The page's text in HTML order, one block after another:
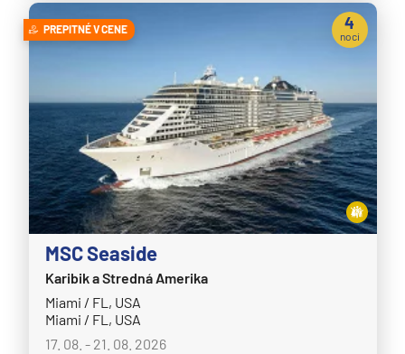
PREPITNÉ V CENE
MSC Seaside
Karibik a Stredná Amerika
Miami / FL, USA
Miami / FL, USA
17. 08. - 21. 08. 2026
4
noci